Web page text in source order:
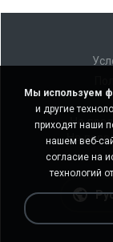
Не
Не
Мы используем
и другие
приходят наши
нашем веб-
согласие на
технологий